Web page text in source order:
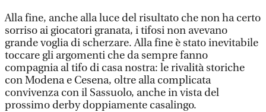
Alla fine, anche alla luce del risultato che non ha certo
sorriso ai giocatori granata, i tifosi non avevano
grande voglia di scherzare. Alla fine è stato inevitabile
toccare gli argomenti che da sempre fanno
compagnia al tifo di casa nostra: le rivalità storiche
con Modena e Cesena, oltre alla complicata
convivenza con il Sassuolo, anche in vista del
prossimo derby doppiamente casalingo.